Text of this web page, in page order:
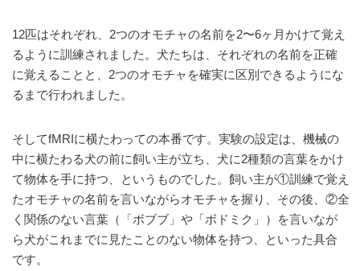
12匹はそれぞれ、2つのオモチャの名前を2〜6ヶ月かけて覚え
るように訓練されました。犬たちは、それぞれの名前を正確
に覚えることと、2つのオモチャを確実に区別できるようにな
るまで行われました。
そしてfMRIに横たわっての本番です。実験の設定は、機械の
中に横たわる犬の前に飼い主が立ち、犬に2種類の言葉をかけ
て物体を手に持つ、というものでした。飼い主が①訓練で覚え
たオモチャの名前を言いながらオモチャを握り、その後、②全
く関係のない言葉（「ボブブ」や「ボドミク」）を言いなが
ら犬がこれまでに見たことのない物体を持つ、といった具合
です。